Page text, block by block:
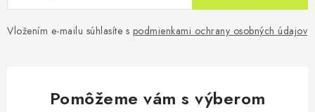
Vložením e-mailu súhlasíte s podmienkami ochrany osobných údajov
Pomôžeme vám s výberom